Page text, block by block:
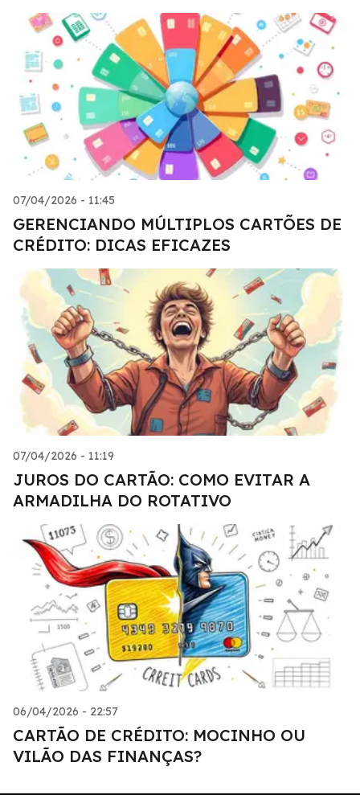
07/04/2026 - 11:45
GERENCIANDO MÚLTIPLOS CARTÕES DE
CRÉDITO: DICAS EFICAZES
07/04/2026 - 11:19
JUROS DO CARTÃO: COMO EVITAR A
ARMADILHA DO ROTATIVO
06/04/2026 - 22:57
CARTÃO DE CRÉDITO: MOCINHO OU
VILÃO DAS FINANÇAS?